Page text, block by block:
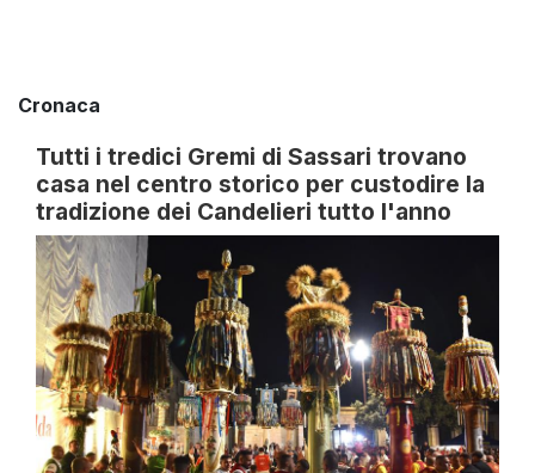
Cronaca
Tutti i tredici Gremi di Sassari trovano
casa nel centro storico per custodire la
tradizione dei Candelieri tutto l'anno